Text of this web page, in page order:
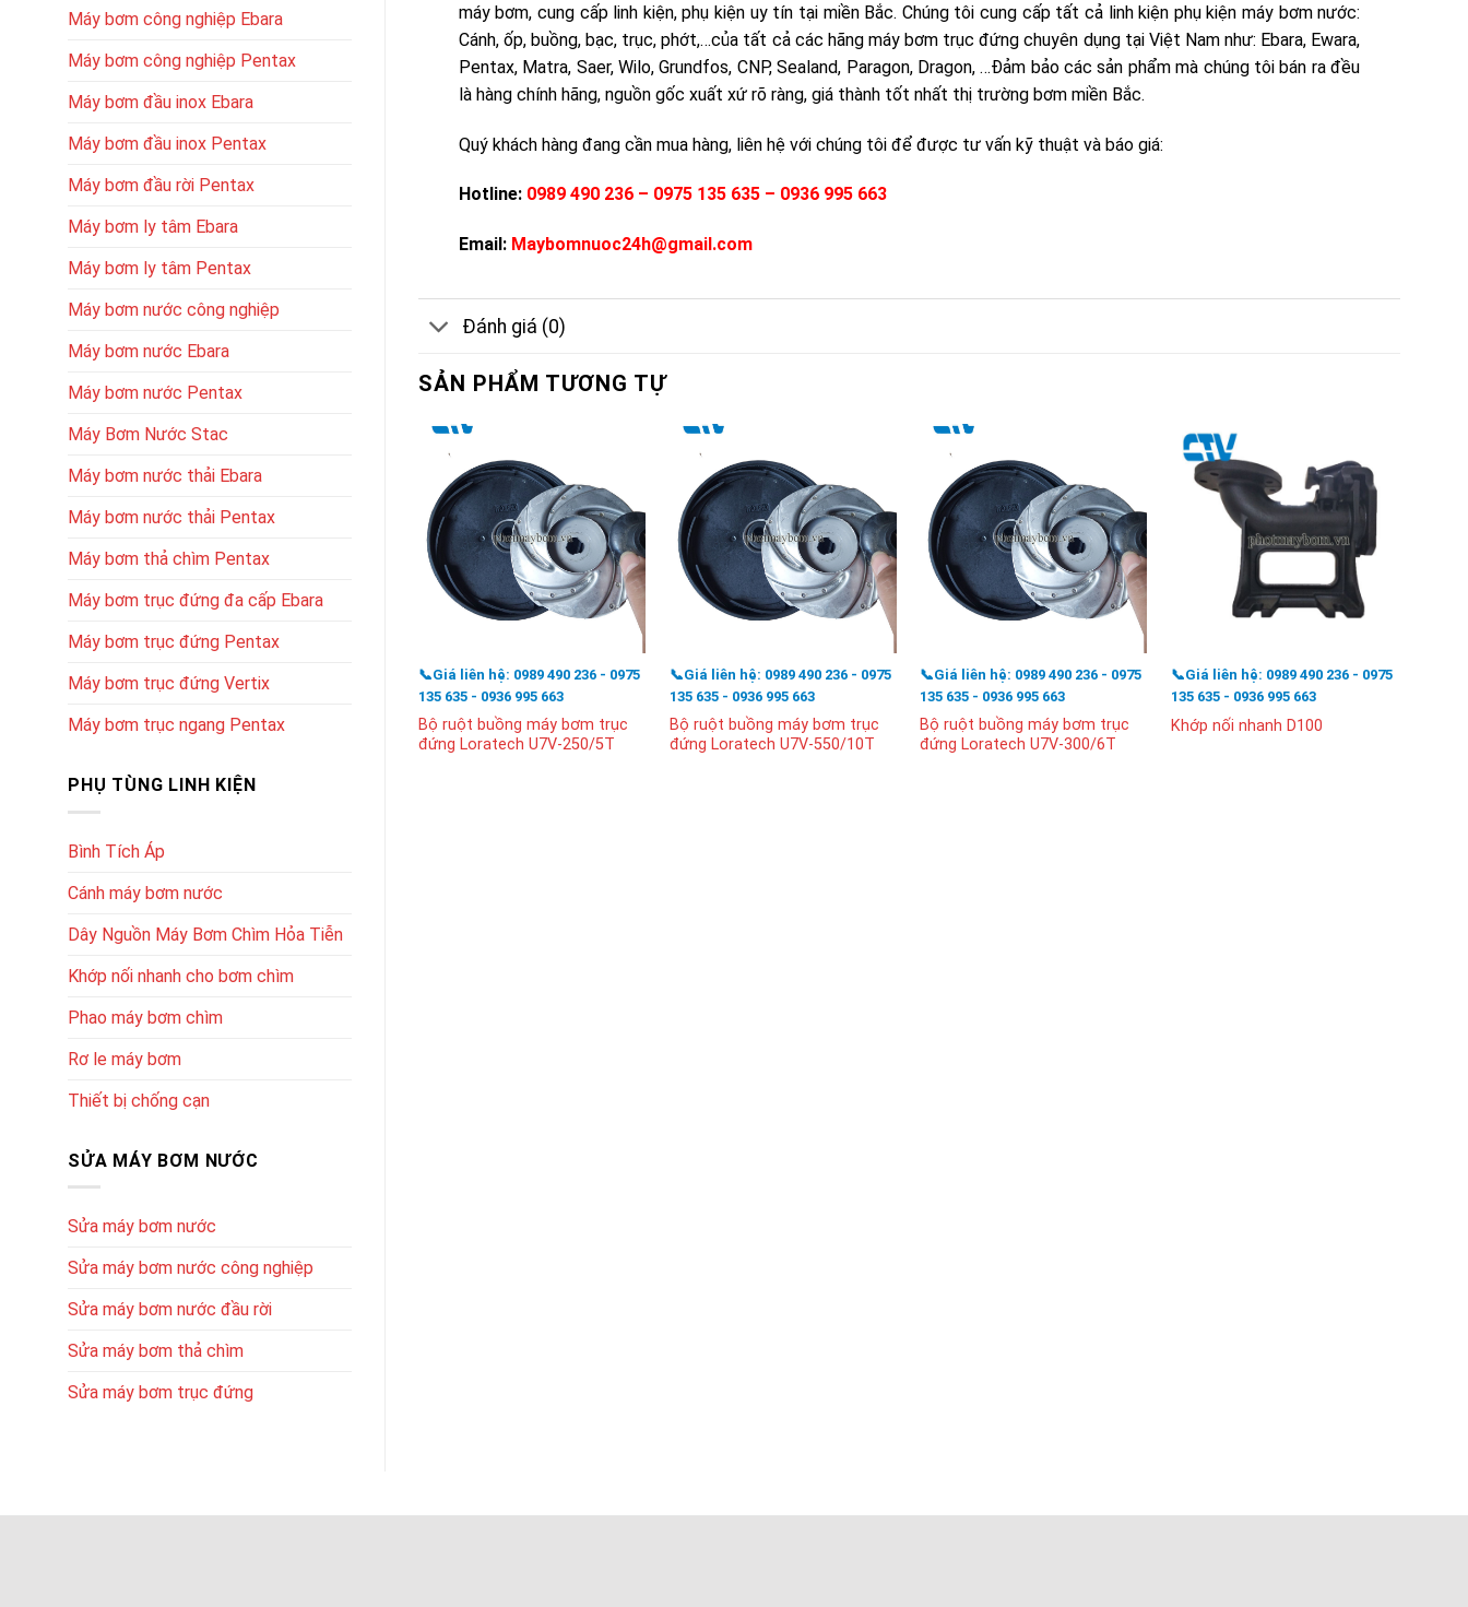
Máy bơm công nghiệp Ebara
Máy bơm công nghiệp Pentax
Máy bơm đầu inox Ebara
Máy bơm đầu inox Pentax
Máy bơm đầu rời Pentax
Máy bơm ly tâm Ebara
Máy bơm ly tâm Pentax
Máy bơm nước công nghiệp
Máy bơm nước Ebara
Máy bơm nước Pentax
Máy Bơm Nước Stac
Máy bơm nước thải Ebara
Máy bơm nước thải Pentax
Máy bơm thả chìm Pentax
Máy bơm trục đứng đa cấp Ebara
Máy bơm trục đứng Pentax
Máy bơm trục đứng Vertix
Máy bơm trục ngang Pentax
PHỤ TÙNG LINH KIỆN
Bình Tích Áp
Cánh máy bơm nước
Dây Nguồn Máy Bơm Chìm Hỏa Tiễn
Khớp nối nhanh cho bơm chìm
Phao máy bơm chìm
Rơ le máy bơm
Thiết bị chống cạn
SỬA MÁY BƠM NƯỚC
Sửa máy bơm nước
Sửa máy bơm nước công nghiệp
Sửa máy bơm nước đầu rời
Sửa máy bơm thả chìm
Sửa máy bơm trục đứng
máy bơm, cung cấp linh kiện, phụ kiện uy tín tại miền Bắc. Chúng tôi cung cấp tất cả linh kiện phụ kiện máy bơm nước:
Cánh, ốp, buồng, bạc, trục, phớt,…của tất cả các hãng máy bơm trục đứng chuyên dụng tại Việt Nam như: Ebara, Ewara,
Pentax, Matra, Saer, Wilo, Grundfos, CNP, Sealand, Paragon, Dragon, …Đảm bảo các sản phẩm mà chúng tôi bán ra đều
là hàng chính hãng, nguồn gốc xuất xứ rõ ràng, giá thành tốt nhất thị trường bơm miền Bắc.
Quý khách hàng đang cần mua hàng, liên hệ với chúng tôi để được tư vấn kỹ thuật và báo giá:
Hotline: 0989 490 236 – 0975 135 635 – 0936 995 663
Email: Maybomnuoc24h@gmail.com
Đánh giá (0)
SẢN PHẨM TƯƠNG TỰ
📞Giá liên hệ: 0989 490 236 - 0975
135 635 - 0936 995 663
Bộ ruột buồng máy bơm trục
đứng Loratech U7V-250/5T
📞Giá liên hệ: 0989 490 236 - 0975
135 635 - 0936 995 663
Bộ ruột buồng máy bơm trục
đứng Loratech U7V-550/10T
📞Giá liên hệ: 0989 490 236 - 0975
135 635 - 0936 995 663
Bộ ruột buồng máy bơm trục
đứng Loratech U7V-300/6T
📞Giá liên hệ: 0989 490 236 - 0975
135 635 - 0936 995 663
Khớp nối nhanh D100